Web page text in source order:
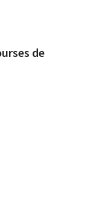
de